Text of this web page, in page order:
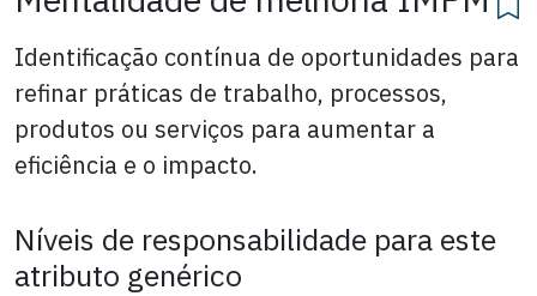
Identificação contínua de oportunidades para
refinar práticas de trabalho, processos,
produtos ou serviços para aumentar a
eficiência e o impacto.
Níveis de responsabilidade para este
atributo genérico